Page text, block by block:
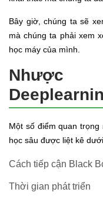
Bây giờ, chúng ta sẽ
mà chúng ta phải xem
học máy của mình.
Một số điểm quan
học sâu được liệt kê
Cách tiếp cận Black
Thời gian phát triển